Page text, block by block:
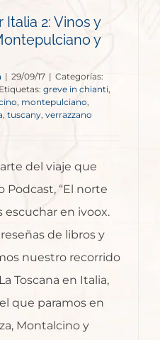
2: Vinos y
y
| 29/09/17 | Categorías:
Etiquetas: greve in chianti,
montepulciano,
, tuscany verrazzano
del viaje que
“El norte
escuchar en ivoox.
de libros y
nuestro recorrido
Toscana en Italia,
que paramos en
Montalcino y